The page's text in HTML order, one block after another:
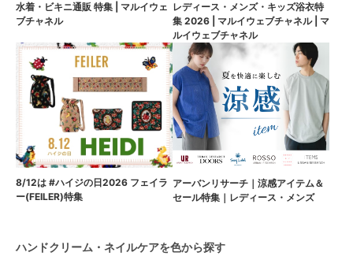
水着・ビキニ通販 特集 | マルイウェ
ブチャネル
レディース・メンズ・キッズ浴衣特
集 2026 | マルイウェブチャネル | マ
ルイウェブチャネル
8/12は #ハイジの日2026 フェイラ
ー(FEILER)特集
アーバンリサーチ｜涼感アイテム＆
セール特集｜レディース・メンズ
ハンドクリーム・ネイルケアを色から探す